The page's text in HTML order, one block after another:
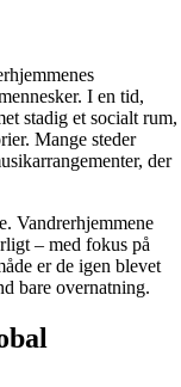
I en tid,
stadig et socialt rum,
Mange steder
der
Vandrerhjemmene
– med fokus på
er de igen blevet
bare overnatning.